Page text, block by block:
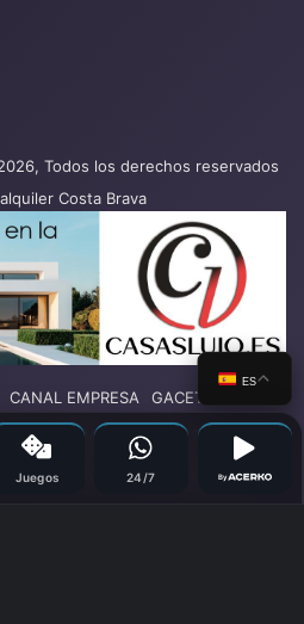
Todos los derechos reservados
Costa Brava
CANAL EMPRESA
GACETA PLAY
TURISMO
DEPORTES
OCIO Más secciones
ES
Juegos 24/7 By